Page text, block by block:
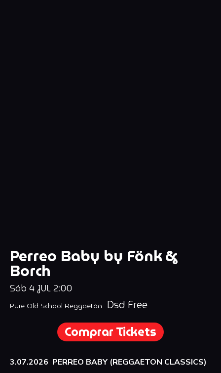
Perreo Baby by Fönk &
Borch
Sáb 4JUL2:00
Pure Old School Reggaetón Dsd Free
Comprar Tickets
3.07.2026 PERREO BABY (REGGAETON CLASSICS)